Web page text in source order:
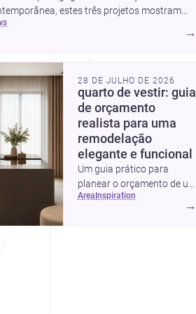
estes três projetos mostram
o desenho responde hoje a emoção, uso e
e significativos.
→
28 DE JULHO DE 2026
quarto de vestir: guia
de orçamento
realista para uma
remodelação
elegante e funcional
Um guia prático para
planear o orçamento de um
quarto de vestir em
Portugal, com intervalos de
area inspiration
→